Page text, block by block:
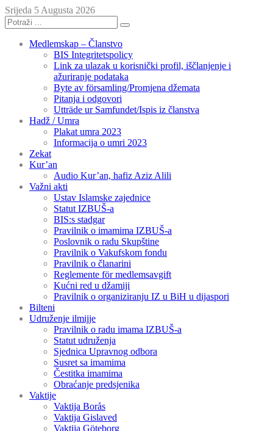
Srijeda 5 Augusta 2026
Medlemskap – Članstvo
BIS Integritetspolicy
Link za ulazak u korisnički profil, iščlanjenje i
ažuriranje podataka
Byte av församling/Promjena džemata
Pitanja i odgovori
Utträde ur Samfundet/Ispis iz članstva
Hadž / Umra
Plakat umra 2023
Informacija o umri 2023
Zekat
Kur’an
Audio Kur’an, hafiz Aziz Alili
Važni akti
Ustav Islamske zajednice
Statut IZBUŠ-a
BIS:s stadgar
Pravilnik o imamima IZBUŠ-a
Poslovnik o radu Skupštine
Pravilnik o Vakufskom fondu
Pravilnik o članarini
Reglemente för medlemsavgift
Kućni red u džamiji
Pravilnik o organiziranju IZ u BiH u dijaspori
Bilteni
Udruženje ilmijje
Pravilnik o radu imama IZBUŠ-a
Statut udruženja
Sjednica Upravnog odbora
Susret sa imamima
Čestitka imamima
Obraćanje predsjenika
Vaktije
Vaktija Borås
Vaktija Gislaved
Vaktija Göteborg